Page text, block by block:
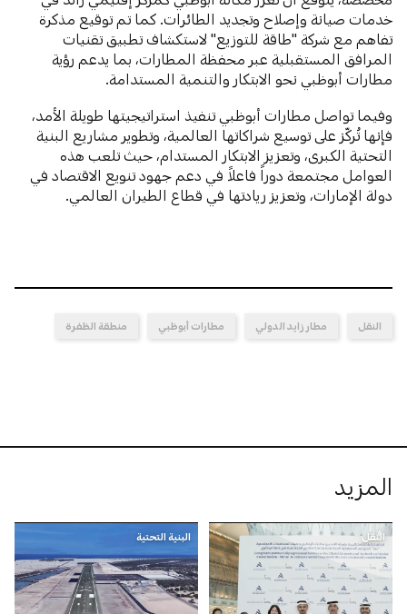
خدمات صيانة وإصلاح وتجديد الطائرات. كما تم توقيع مذكرة
تفاهم مع شركة "طاقة للتوزيع" لاستكشاف تطبيق تقنيات
المرافق المستقبلية عبر محفظة المطارات، بما يدعم رؤية
مطارات أبوظبي نحو الابتكار والتنمية المستدامة.
وفيما تواصل مطارات أبوظبي تنفيذ استراتيجيتها طويلة الأمد،
فإنها تُركّز على توسيع شراكاتها العالمية، وتطوير مشاريع البنية
التحتية الكبرى، وتعزيز الابتكار المستدام، حيث تلعب هذه
العوامل مجتمعة دوراً فاعلاً في دعم جهود تنويع الاقتصاد في
دولة الإمارات، وتعزيز ريادتها في قطاع الطيران العالمي.
النقل مطار زايد الدولي مطارات أبوظبي منطقة الظفرة
المزيد
النقل البنية التحتية